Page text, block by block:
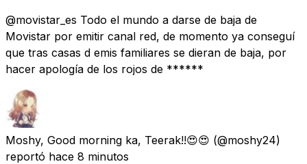
@movistar_es Todo el mundo a darse de baja de
Movistar por emitir canal red, de momento ya conseguí
que tras casas d emis familiares se dieran de baja, por
hacer apología de los rojos de ******
Moshy, Good morning ka, Teerak!!😍😍 (@moshy24)
reportó hace 8 minutos